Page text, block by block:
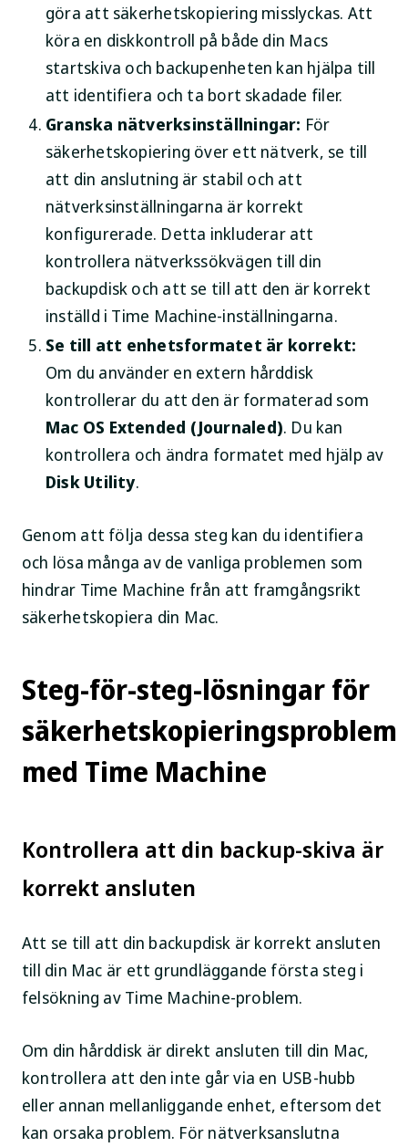
göra att säkerhetskopiering misslyckas. Att
köra en diskkontroll på både din Macs
startskiva och backupenheten kan hjälpa till
att identifiera och ta bort skadade filer.
Granska nätverksinställningar: För
säkerhetskopiering över ett nätverk, se till
att din anslutning är stabil och att
nätverksinställningarna är korrekt
konfigurerade. Detta inkluderar att
kontrollera nätverkssökvägen till din
backupdisk och att se till att den är korrekt
inställd i Time Machine-inställningarna.
Se till att enhetsformatet är korrekt:
Om du använder en extern hårddisk
kontrollerar du att den är formaterad som
Mac OS Extended (Journaled). Du kan
kontrollera och ändra formatet med hjälp av
Disk Utility.
Genom att följa dessa steg kan du identifiera
och lösa många av de vanliga problemen som
hindrar Time Machine från att framgångsrikt
säkerhetskopiera din Mac.
Steg-för-steg-lösningar för
säkerhetskopieringsproblem
med Time Machine
Kontrollera att din backup-skiva är
korrekt ansluten
Att se till att din backupdisk är korrekt ansluten
till din Mac är ett grundläggande första steg i
felsökning av Time Machine-problem.
Om din hårddisk är direkt ansluten till din Mac,
kontrollera att den inte går via en USB-hubb
eller annan mellanliggande enhet, eftersom det
kan orsaka problem. För nätverksanslutna